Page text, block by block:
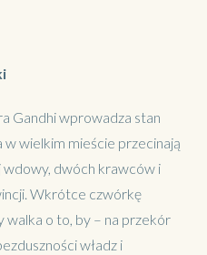
Gandhi wprowadza stan
w wielkim mieście przecinają
dwóch krawców i
Wkrótce czwórkę
walka o to, by – na przekór
władz i